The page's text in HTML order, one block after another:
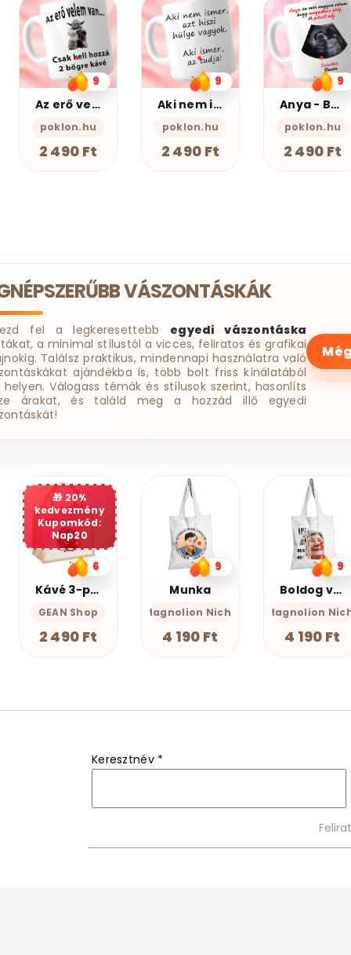
9
Aki nem ismer Bögre
poklon.hu
2 490 Ft
9
Anya - Bögre
poklon.hu
2 490 Ft
7
Nem kell a segítsé - Bögre
poklon.hu
2 490 Ft
VÁSZONTÁSKÁK
fel a legkeresettebb egyedi vászontáska
a minimal stílustól a vicces, feliratos és grafikai
Találsz praktikus, mindennapi használatra való
ajándékba is, több bolt friss kínálatából
helyen. Válogass témák és stílusok szerint, hasonlíts
árakat, és találd meg a hozzád illő egyedi
9
Munka
Magnolion Niche
4 190 Ft
9
Magnolion Niche
4 190 Ft
20%
kedvezmény
Kupomkód:
Nap20
8
Toll
GEAN Shop
2 490 Ft
Keresztnév *